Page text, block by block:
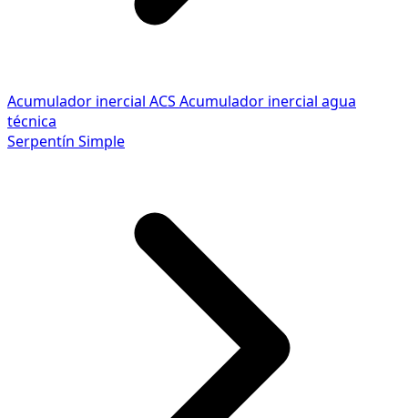
Acumulador inercial ACS Acumulador inercial agua
técnica
Serpentín Simple